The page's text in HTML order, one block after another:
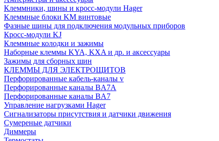
Клеммники, шины и кросс-модули Hager
Клеммные блоки KM винтовые
Фазные шины для подключения модульных приборов
Кросс-модули KJ
Клеммные колодки и зажимы
Наборные клеммы KYA, KXA и др. и аксессуары
Зажимы для сборных шин
КЛЕММЫ ДЛЯ ЭЛЕКТРОЩИТОВ
Перфорированные кабель-каналы v
Перфорированные каналы BA7A
Перфорированные каналы BA7
Управление нагрузками Hager
Сигнализаторы присутствия и датчики движения
Сумереные датчики
Диммеры